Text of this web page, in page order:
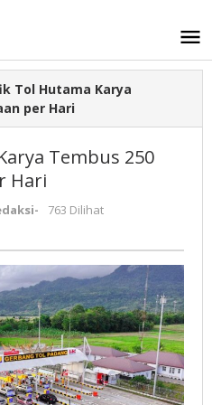
Tol Hutama Karya
per Hari
Tembus 250
Hari
-
763 Dilihat